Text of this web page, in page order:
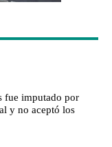
fue imputado por
y no aceptó los